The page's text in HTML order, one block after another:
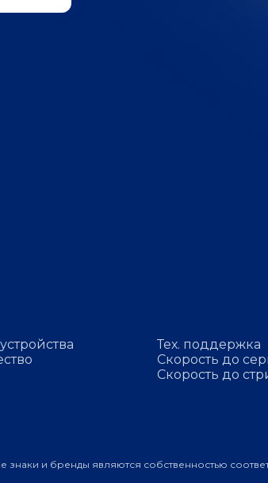
Тех. поддержка
Скорость до
Скорость до
и бренды являются собственностью